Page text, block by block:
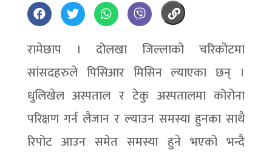
रामेछाप । दोलखा जिल्लाको चरिकोटमा
सांसदहरुले पिसिआर मिसिन ल्याएका छन् ।
धुलिखेल अस्पताल र टेकु अस्पतालमा कोरोना
परिक्षण गर्न लैजान र ल्याउन समस्या हुनका साथै
रिपोट आउन समेत समस्या हुने भएको भन्दै